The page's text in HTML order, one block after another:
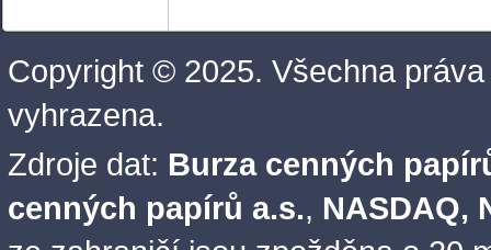
Copyright © 2025. Všechna práva
vyhrazena.
Zdroje dat: Burza cenných
cenných papírů a.s., NASDAQ,